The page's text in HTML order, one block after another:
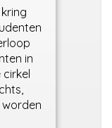
in
worden